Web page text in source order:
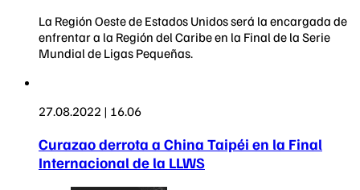
La Región Oeste de Estados Unidos será la encargada de
enfrentar a la Región del Caribe en la Final de la Serie
Mundial de Ligas Pequeñas.
27.08.2022 | 16.06
Curazao derrota a China Taipéi en la Final
Internacional de la LLWS